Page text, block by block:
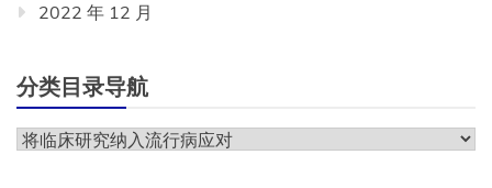
2022 年 12 月
分类目录导航
分